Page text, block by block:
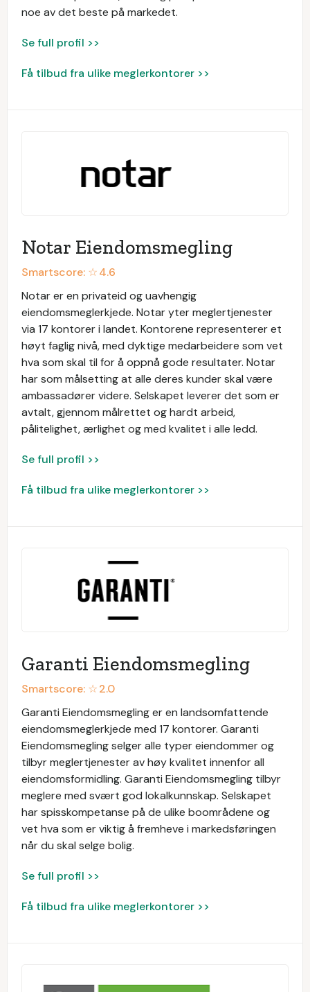
noe av det beste på markedet.
Se full profil >>
Få tilbud fra ulike meglerkontorer >>
Notar Eiendomsmegling
Smartscore: ☆4.6
Notar er en privateid og uavhengig
eiendomsmeglerkjede. Notar yter meglertjenester
via 17 kontorer i landet. Kontorene representerer et
høyt faglig nivå, med dyktige medarbeidere som vet
hva som skal til for å oppnå gode resultater. Notar
har som målsetting at alle deres kunder skal være
ambassadører videre. Selskapet leverer det som er
avtalt, gjennom målrettet og hardt arbeid,
pålitelighet, ærlighet og med kvalitet i alle ledd.
Se full profil >>
Få tilbud fra ulike meglerkontorer >>
Garanti Eiendomsmegling
Smartscore: ☆2.0
Garanti Eiendomsmegling er en landsomfattende
eiendomsmeglerkjede med 17 kontorer. Garanti
Eiendomsmegling selger alle typer eiendommer og
tilbyr meglertjenester av høy kvalitet innenfor all
eiendomsformidling. Garanti Eiendomsmegling tilbyr
meglere med svært god lokalkunnskap. Selskapet
har spisskompetanse på de ulike boområdene og
vet hva som er viktig å fremheve i markedsføringen
når du skal selge bolig.
Se full profil >>
Få tilbud fra ulike meglerkontorer >>